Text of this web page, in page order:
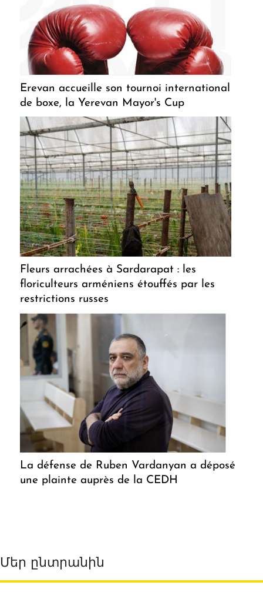
Erevan accueille son tournoi international
de boxe, la Yerevan Mayor's Cup
Fleurs arrachées à Sardarapat : les
floriculteurs arméniens étouffés par les
restrictions russes
La défense de Ruben Vardanyan a déposé
une plainte auprès de la CEDH
Մեր ընտրանին